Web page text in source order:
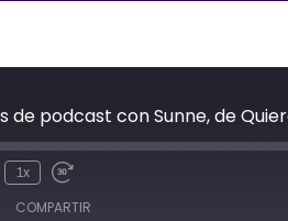
de podcast con Sunne, de
1x
COMPARTIR